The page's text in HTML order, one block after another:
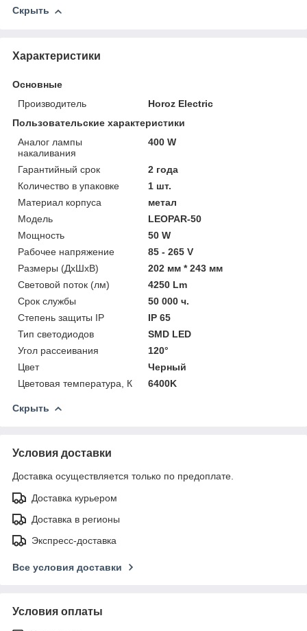
Скрыть
Характеристики
Основные
Производитель
Horoz Electric
Пользовательские характеристики
Аналог лампы
накаливания
400 W
Гарантийный срок
2 года
Количество в упаковке
1 шт.
Материал корпуса
метал
Модель
LEOPAR-50
Мощность
50 W
Рабочее напряжение
85 - 265 V
Размеры (ДхШхВ)
202 мм * 243 мм
Световой поток (лм)
4250 Lm
Срок службы
50 000 ч.
Степень защиты IP
IP 65
Тип светодиодов
SMD LED
Угол рассеивания
120°
Цвет
Черный
Цветовая температура, К
6400K
Скрыть
Условия доставки
Доставка осуществляется только по предоплате.
Доставка курьером
Доставка в регионы
Экспресс-доставка
Все условия доставки
Условия оплаты